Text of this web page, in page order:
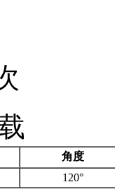
角度
120°